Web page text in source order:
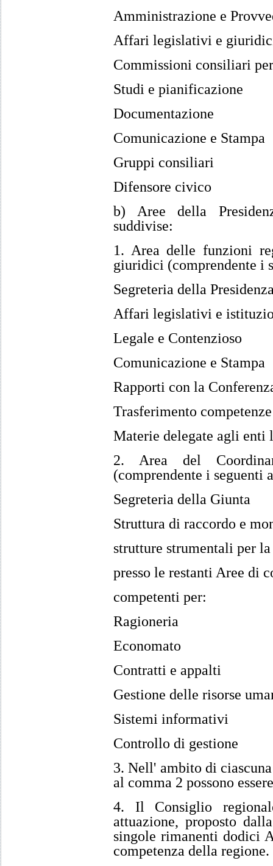
Amministrazione e
Affari legislativi e
Commissioni consiliari
Studi e pianificazione
Documentazione
Comunicazione e Stampa
Gruppi consiliari
Difensore civico
b) Aree della
suddivise:
1. Area delle funzioni
giuridici (comprendente i
Segreteria della
Affari legislativi e
Legale e Contenzioso
Comunicazione e Stampa
Rapporti con la
Trasferimento
Materie delegate agli
2. Area del
(comprendente i
Segreteria della Giunta
Struttura di raccordo e
strutture strumentali per
presso le restanti Aree di
competenti per:
Ragioneria
Economato
Contratti e appalti
Gestione delle risorse
Sistemi informativi
Controllo di gestione
3. Nell' ambito di
al comma 2 possono
4. Il Consiglio
attuazione, proposto
singole rimanenti dodici
competenza della regione.